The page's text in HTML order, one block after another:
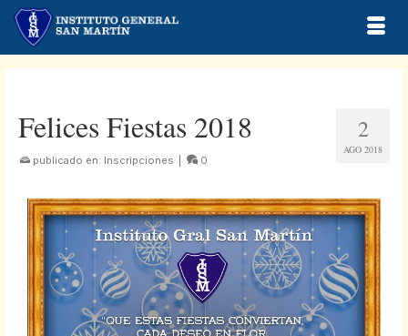
2
AGO 2018
Felices Fiestas 2018
publicado en: Inscripciones 0